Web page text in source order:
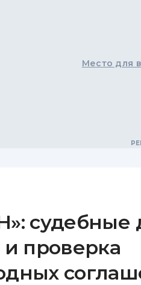
Место для
судебные
проверка